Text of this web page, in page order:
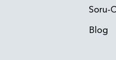
Soru-
Blog